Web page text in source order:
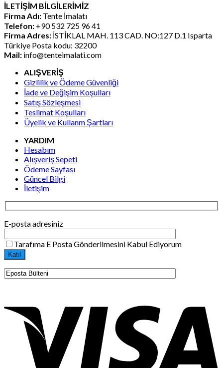
₺12.234,37.
İLETİŞİM BİLGİLERİMİZ
Firma Adı: Tente İmalatı
Telefon: +90 532 725 96 41
Firma Adres: İSTİKLAL MAH. 113 CAD. NO:127 D.1 Isparta
Türkiye Posta kodu: 32200
Mail: info@tenteimalati.com
ALIŞVERİŞ
Gizlilik ve Ödeme Güvenliği
İade ve Değişim Koşulları
Satış Sözleşmesi
Teslimat Koşulları
Üyelik ve Kullanm Şartları
YARDIM
Hesabım
Alışveriş Sepeti
Ödeme Sayfası
Güncel Bilgi
İletişim
E-posta adresiniz
Tarafıma E Posta Gönderilmesini Kabul Ediyorum